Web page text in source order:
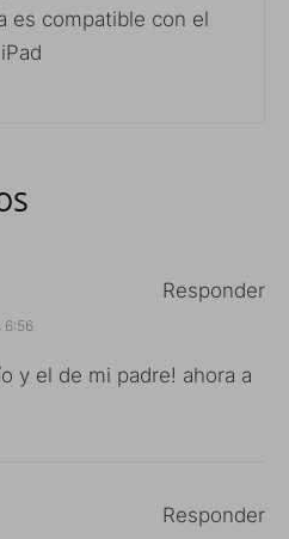
es compatible con el
iPad
6:56
y el de mi padre! ahora a
Responder
Responder